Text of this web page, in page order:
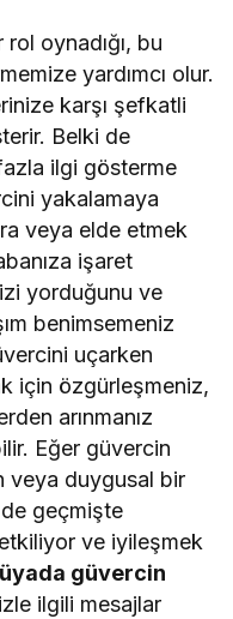
oynadığı, bu
yardımcı olur.
karşı şefkatli
Belki de
ilgi gösterme
yakalamaya
veya elde etmek
işaret
yorduğunu ve
benimsemeniz
uçarken
için özgürleşmeniz,
arınmanız
Eğer güvercin
veya duygusal bir
de geçmişte
ve iyileşmek
güvercin
ilgili mesajlar